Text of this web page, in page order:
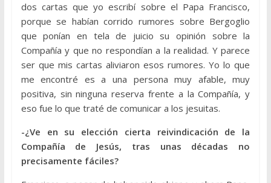
dos cartas que yo escribí sobre el Papa Francisco,
porque se habían corrido rumores sobre Bergoglio
que ponían en tela de juicio su opinión sobre la
Compañía y que no respondían a la realidad. Y parece
ser que mis cartas aliviaron esos rumores. Yo lo que
me encontré es a una persona muy afable, muy
positiva, sin ninguna reserva frente a la Compañía, y
eso fue lo que traté de comunicar a los jesuitas.
-¿Ve en su elección cierta reivindicación de la
Compañía de Jesús, tras unas décadas no
precisamente fáciles?